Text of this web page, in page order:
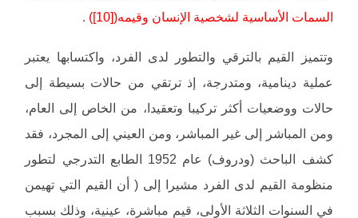
السمات الأساسية لشخصية الإنسان وقيمه([10]) .
وتتميز القيم بالترقي والتطور لدى الفرد، واكتسابها يعتبر
عملية دينامية، ومتدرجة، إذ ترتقي من حالات بسيطة إلى
حالات ووضعيات أكثر تركيبا وتعقيدا، من الخاص إلى العام،
ومن المباشر إلى غير المباشر، ومن العيني إلى المجرد، فقد
كشف الباحث (ودروف) عام 1952 الطابع التدرجي لتطور
منظومة القيم لدى الفرد مشيرا إلى ( أن القيم التي تهيمن
في السنوات الثلاثة الأولى، قيم مباشرة، عينية، وذلك بسبب